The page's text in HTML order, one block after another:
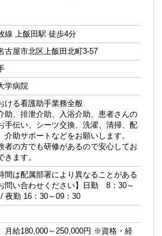
線 上飯田駅 徒歩4分
古屋市北区上飯田北町3-57
学病院
ける看護助手業務全般
助、排泄介助、入浴介助、患者さんの
手伝い、シーツ交換、洗濯、清掃、配
介助サポートなどをお願いします。
者の方でも研修があるので安心してお
きます。
間は配属部署により異なることがある
問い合わせください】日勤 8：30～
夜勤 16：30～09：30
月給180,000～250,000円 ※資格・経